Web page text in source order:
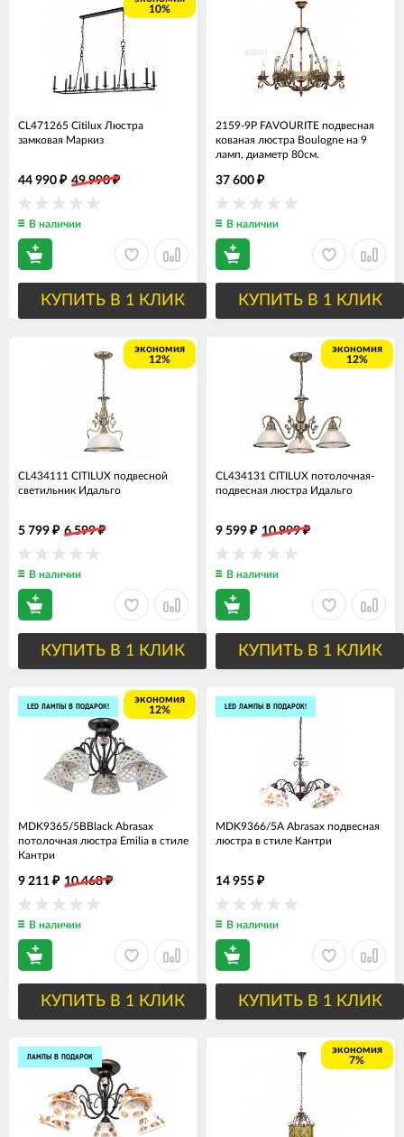
10%
CL471265 Citilux Люстра
замковая Маркиз
44 990 ₽ 49 990₽
В наличии
КУПИТЬ В 1 КЛИК
2159-9P FAVOURITE подвесная
кованая люстра Boulogne на 9
ламп, диаметр 80см.
37 600 ₽
В наличии
КУПИТЬ В 1 КЛИК
экономия
12%
CL434111 CITILUX подвесной
светильник Идальго
5 799 ₽ 6 599₽
В наличии
КУПИТЬ В 1 КЛИК
экономия
12%
CL434131 CITILUX потолочная-
подвесная люстра Идальго
9 599 ₽ 10 999₽
В наличии
КУПИТЬ В 1 КЛИК
LED ЛАМПЫ В ПОДАРОК!
экономия
12%
MDK9365/5BBlack Abrasax
потолочная люстра Emilia в стиле
Кантри
9 211 ₽ 10 468₽
В наличии
КУПИТЬ В 1 КЛИК
LED ЛАМПЫ В ПОДАРОК!
MDK9366/5A Abrasax подвесная
люстра в стиле Кантри
14 955 ₽
В наличии
КУПИТЬ В 1 КЛИК
ЛАМПЫ В ПОДАРОК
экономия
7%